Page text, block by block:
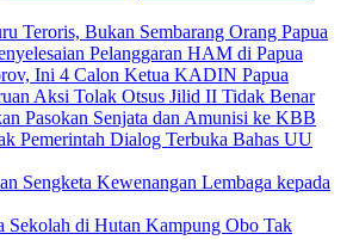
Teroris, Bukan Sembarang Orang Papua
Pelanggaran HAM di Papua
Ini 4 Calon Ketua KADIN Papua
Aksi Tolak Otsus Jilid II Tidak Benar
Pasokan Senjata dan Amunisi ke KBB
Pemerintah Dialog Terbuka Bahas UU
Sengketa Kewenangan Lembaga kepada
di Hutan Kampung Obo Tak